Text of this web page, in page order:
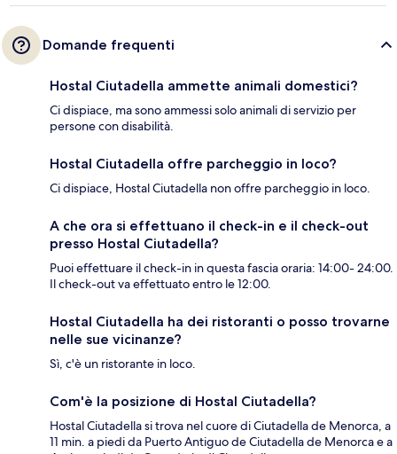
Domande frequenti
Hostal Ciutadella ammette animali domestici?
Ci dispiace, ma sono ammessi solo animali di servizio per
persone con disabilità.
Hostal Ciutadella offre parcheggio in loco?
Ci dispiace, Hostal Ciutadella non offre parcheggio in loco.
A che ora si effettuano il check-in e il check-out
presso Hostal Ciutadella?
Puoi effettuare il check-in in questa fascia oraria: 14:00- 24:00.
Il check-out va effettuato entro le 12:00.
Hostal Ciutadella ha dei ristoranti o posso trovarne
nelle sue vicinanze?
Sì, c'è un ristorante in loco.
Com'è la posizione di Hostal Ciutadella?
Hostal Ciutadella si trova nel cuore di Ciutadella de Menorca, a
11 min. a piedi da Puerto Antiguo de Ciutadella de Menorca e a